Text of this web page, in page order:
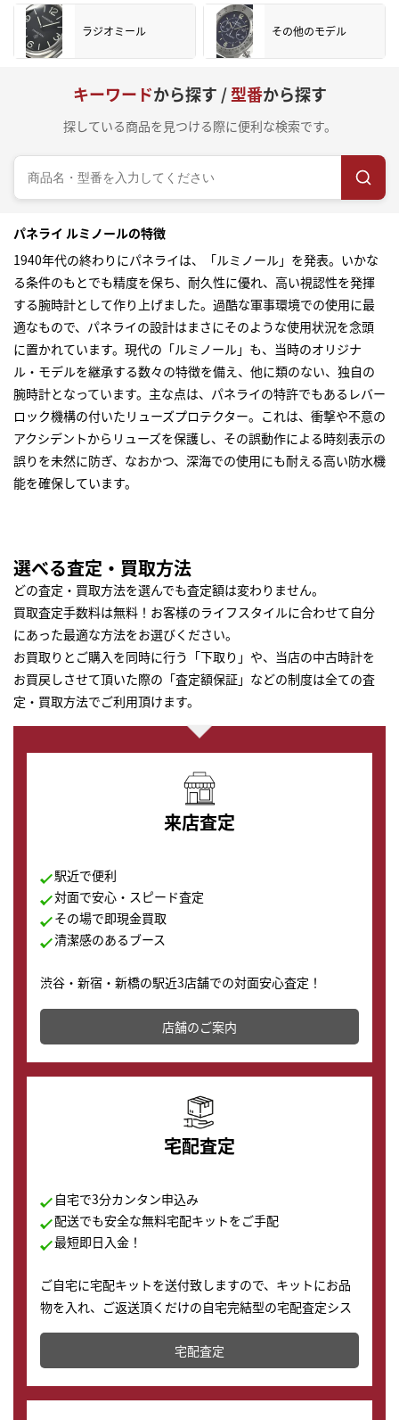
ラジオミール その他のモデル
キーワードから探す /型番から探す
探している商品を見つける際に便利な検索です。
パネライ ルミノールの特徴
1940年代の終わりにパネライは、「ルミノール」を発表。いかな
る条件のもとでも精度を保ち、耐久性に優れ、高い視認性を発揮
する腕時計として作り上げました。過酷な軍事環境での使用に最
適なもので、パネライの設計はまさにそのような使用状況を念頭
に置かれています。現代の「ルミノール」も、当時のオリジナ
ル・モデルを継承する数々の特徴を備え、他に類のない、独自の
腕時計となっています。主な点は、パネライの特許でもあるレバー
ロック機構の付いたリューズプロテクター。これは、衝撃や不意の
アクシデントからリューズを保護し、その誤動作による時刻表示の
誤りを未然に防ぎ、なおかつ、深海での使用にも耐える高い防水機
能を確保しています。
選べる査定・買取方法
どの査定・買取方法を選んでも査定額は変わりません。
買取査定手数料は無料！お客様のライフスタイルに合わせて自分
にあった最適な方法をお選びください。
お買取りとご購入を同時に行う「下取り」や、当店の中古時計を
お買戻しさせて頂いた際の「査定額保証」などの制度は全ての査
定・買取方法でご利用頂けます。
来店査定
駅近で便利
対面で安心・スピード査定
その場で即現金買取
清潔感のあるブース
渋谷・新宿・新橋の駅近3店舗での対面安心査定！
その場で現金買取致します。渋谷本店では、時計販売の
店舗を併設しており、下取りに出してお得に新しい時計
の購入もできます♪
店舗のご案内
宅配査定
自宅で3分カンタン申込み
配送でも安全な無料宅配キットをご手配
最短即日入金！
ご自宅に宅配キットを送付致しますので、キットにお品
物を入れ、ご返送頂くだけの自宅完結型の宅配査定シス
テムです。
配送でも簡単&安全に査定・買取に出すことが可能で
す。
宅配査定